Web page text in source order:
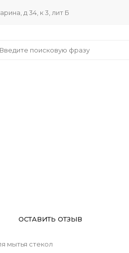
д 34, к 3, лит Б
ОСТАВИТЬ ОТЗЫВ
мытья стекол